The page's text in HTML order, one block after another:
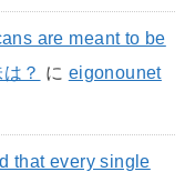
are meant to be
？ に eigonounet
that every single